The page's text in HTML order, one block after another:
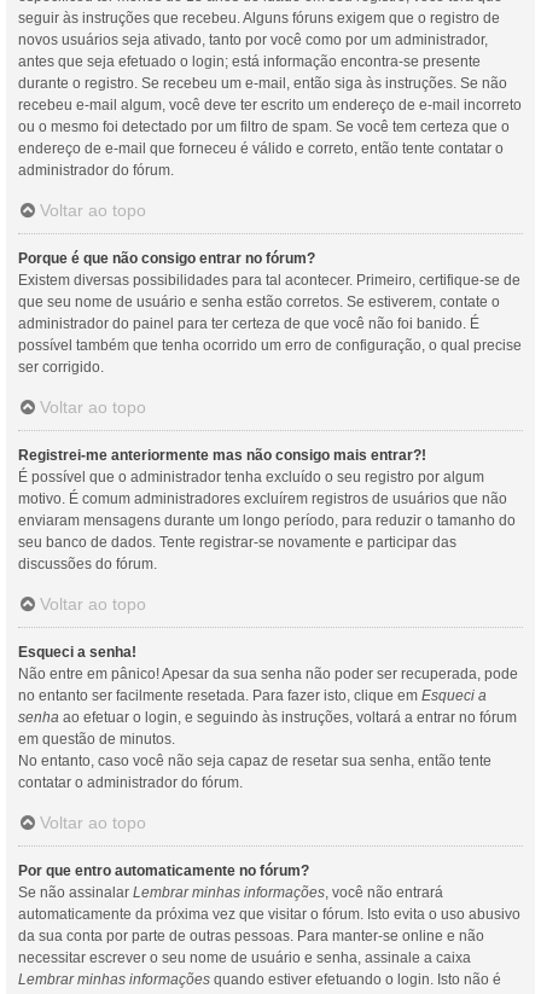
seguir às instruções que recebeu. Alguns fóruns exigem que o registro de
novos usuários seja ativado, tanto por você como por um administrador,
antes que seja efetuado o login; está informação encontra-se presente
durante o registro. Se recebeu um e-mail, então siga às instruções. Se não
recebeu e-mail algum, você deve ter escrito um endereço de e-mail incorreto
ou o mesmo foi detectado por um filtro de spam. Se você tem certeza que o
endereço de e-mail que forneceu é válido e correto, então tente contatar o
administrador do fórum.
Voltar ao topo
Porque é que não consigo entrar no fórum?
Existem diversas possibilidades para tal acontecer. Primeiro, certifique-se de
que seu nome de usuário e senha estão corretos. Se estiverem, contate o
administrador do painel para ter certeza de que você não foi banido. É
possível também que tenha ocorrido um erro de configuração, o qual precise
ser corrigido.
Voltar ao topo
Registrei-me anteriormente mas não consigo mais entrar?!
É possível que o administrador tenha excluído o seu registro por algum
motivo. É comum administradores excluírem registros de usuários que não
enviaram mensagens durante um longo período, para reduzir o tamanho do
seu banco de dados. Tente registrar-se novamente e participar das
discussões do fórum.
Voltar ao topo
Esqueci a senha!
Não entre em pânico! Apesar da sua senha não poder ser recuperada, pode
no entanto ser facilmente resetada. Para fazer isto, clique em Esqueci a
senha ao efetuar o login, e seguindo às instruções, voltará a entrar no fórum
em questão de minutos.
No entanto, caso você não seja capaz de resetar sua senha, então tente
contatar o administrador do fórum.
Voltar ao topo
Por que entro automaticamente no fórum?
Se não assinalar Lembrar minhas informações, você não entrará
automaticamente da próxima vez que visitar o fórum. Isto evita o uso abusivo
da sua conta por parte de outras pessoas. Para manter-se online e não
necessitar escrever o seu nome de usuário e senha, assinale a caixa
Lembrar minhas informações quando estiver efetuando o login. Isto não é